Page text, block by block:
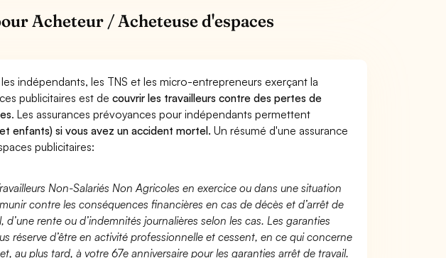
Acheteur / Acheteuse d'espaces
indépendants, les TNS et les micro-entrepreneurs exerçant la
publicitaires est decouvrir les travailleurs contre des pertes de
. Les assurances prévoyances pour indépendants permettent
enfants) si vous avez un accident mortel. Un résumé d'une assurance
publicitaires:
Non-Salariés Non Agricoles en exercice ou dans une situation
contre les conséquences financières en cas de décès et d’arrêt de
rente ou d’indemnités journalières selon les cas. Les garanties
réserve d’être en activité professionnelle et cessent, en ce qui concerne
au plus tard, à votre 67e anniversaire pour les garanties arrêt de travail.